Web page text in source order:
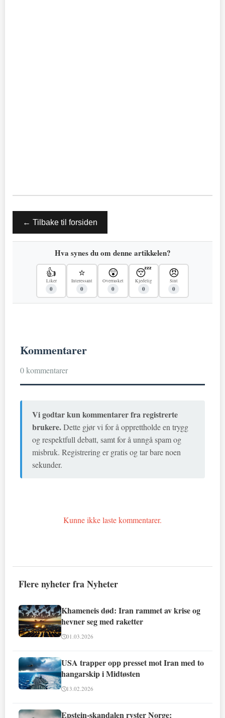
← Tilbake til forsiden
Hva synes du om denne artikkelen?
👍
Liker
0
⭐
Interessant
0
😲
Overrasket
0
😴
Kjedelig
0
😠
Sint
0
Kommentarer
0 kommentarer
Vi godtar kun kommentarer fra registrerte
brukere.Dette gjør vi for å opprettholde en trygg
og respektfull debatt, samt for å unngå spam og
misbruk. Registrering er gratis og tar bare noen
sekunder.
Kunne ikke laste kommentarer.
Flere nyheter fra Nyheter
Khameneis død: Iran rammet av krise og
hevner seg med raketter
01.03.2026
USA trapper opp presset mot Iran med to
hangarskip i Midtøsten
13.02.2026
Epstein-skandalen ryster Norge: